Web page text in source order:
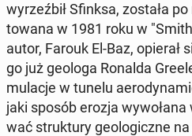
wy­rzeź­bił Sfinksa, została
to­wa­na w 1981 roku w
autor, Farouk El-Baz,
go już geologa Ronalda
mu­la­cje w tunelu
jaki sposób erozja
wać struk­tu­ry geo­lo­gicz­ne